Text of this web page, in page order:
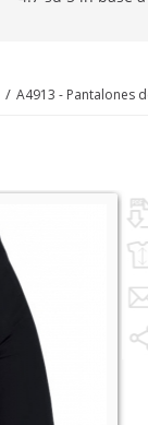
A4913 - Pantalones